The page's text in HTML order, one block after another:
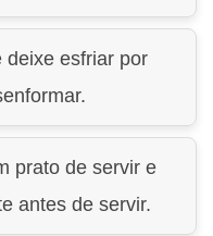
deixe esfriar por
prato de servir e
antes de servir.